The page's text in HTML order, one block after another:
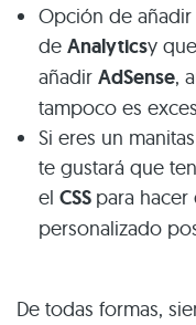
Opción de
de Analyticsy
añadir AdSense,
tampoco es
Si eres un
te gustará que
el CSS para hacer
personalizado
De todas formas,